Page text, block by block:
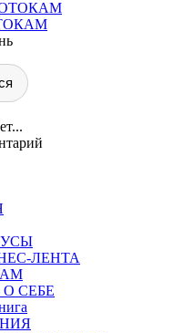
ЛЕНТА
СЕБЕ